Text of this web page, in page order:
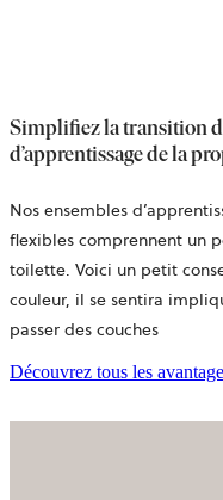
Simplifiez la transition
d’apprentissage de la
Nos ensembles
flexibles comprennent un
toilette. Voici un petit
couleur, il se sentira
passer des couches
Découvrez tous les